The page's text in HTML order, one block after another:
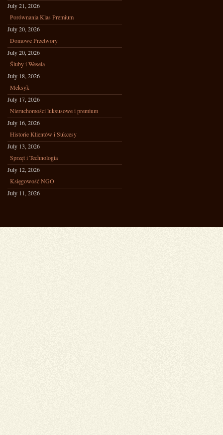
July 21, 2026
Porównania Klas Premium
July 20, 2026
Domowe Przetwory
July 20, 2026
Śluby i Wesela
July 18, 2026
Meksyk
July 17, 2026
Nieruchomości luksusowe i premium
July 16, 2026
Historie Klientów i Sukcesy
July 13, 2026
Sprzęt i Technologia
July 12, 2026
Księgowość NGO
July 11, 2026